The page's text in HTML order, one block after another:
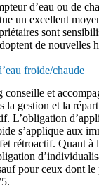
d’eau ou de
un excellent
sont
de nouvelles
froide/chaude
et
la gestion et la
L’obligation
s’applique aux
rétroactif. Quant à
pour ceux dont le